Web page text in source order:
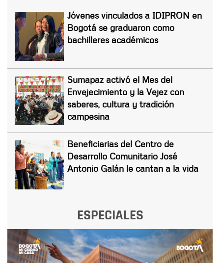
Jóvenes vinculados a IDIPRON en
Bogotá se graduaron como
bachilleres académicos
Sumapaz activó el Mes del
Envejecimiento y la Vejez con
saberes, cultura y tradición
campesina
Beneficiarias del Centro de
Desarrollo Comunitario José
Antonio Galán le cantan a la vida
ESPECIALES